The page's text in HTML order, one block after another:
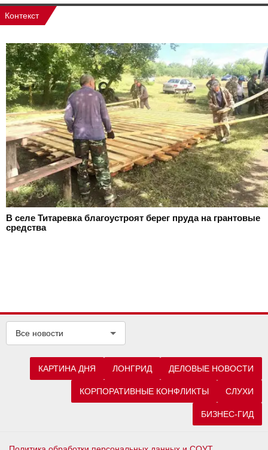
Контекст
В селе Титаревка благоустроят берег пруда на грантовые
средства
Все новости
КАРТИНА ДНЯ ЛОНГРИД ДЕЛОВЫЕ НОВОСТИ
КОРПОРАТИВНЫЕ КОНФЛИКТЫ СЛУХИ
БИЗНЕС-ГИД